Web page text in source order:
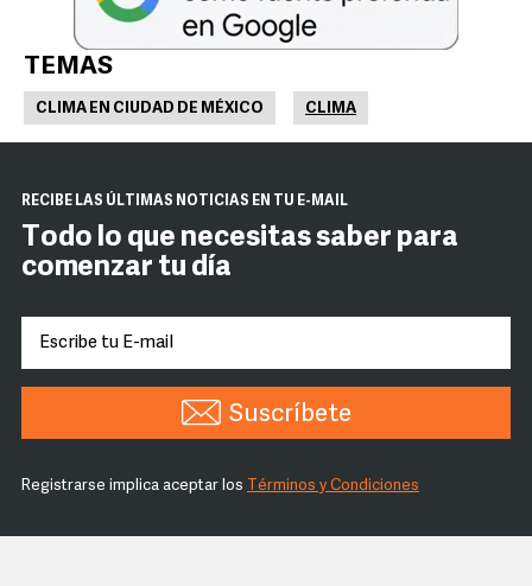
TEMAS
CLIMA EN CIUDAD DE MÉXICO CLIMA
RECIBE LAS ÚLTIMAS NOTICIAS EN TU E-MAIL
Todo lo que necesitas saber para
comenzar tu día
Suscríbete
Registrarse implica aceptar los Términos y Condiciones